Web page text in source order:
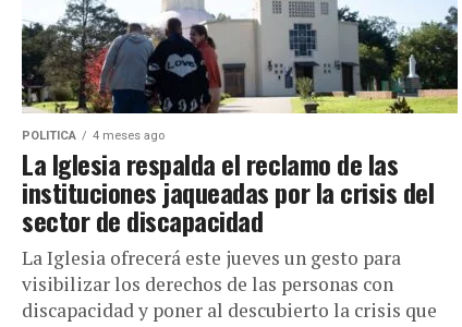
POLITICA 4 meses ago
La Iglesia respalda el reclamo de las
instituciones jaqueadas por la crisis del
sector de discapacidad
La Iglesia ofrecerá este jueves un gesto para
visibilizar los derechos de las personas con
discapacidad y poner al descubierto la crisis que